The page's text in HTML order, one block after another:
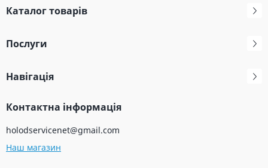
Каталог товарів
Послуги
Навігація
Контактна інформація
holodservicenet@gmail.com
Наш магазин